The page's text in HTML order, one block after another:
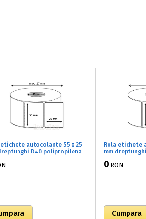
etichete autocolante 55 x 25
D40 polipropilena
(71x055025)
Rola etichete
mm
buc/rola
0 RON